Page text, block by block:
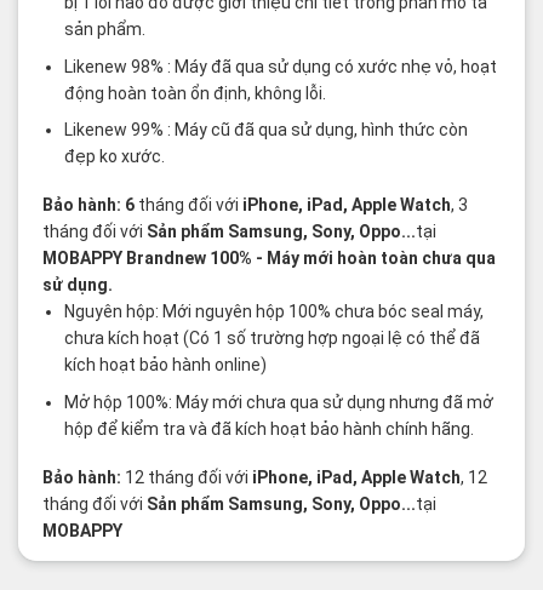
sản phẩm.
Likenew 98% : Máy đã qua sử dụng có xước nhẹ vỏ, hoạt
động hoàn toàn ổn định, không lỗi.
Likenew 99% : Máy cũ đã qua sử dụng, hình thức còn
đẹp ko xước.
Bảo hành: 6 tháng đối với iPhone, iPad, Apple Watch, 3
tháng đối với Sản phẩm Samsung, Sony, Oppo...tại
MOBAPPY Brandnew 100% - Máy mới hoàn toàn chưa qua
sử dụng.
Nguyên hộp: Mới nguyên hộp 100% chưa bóc seal máy,
chưa kích hoạt (Có 1 số trường hợp ngoại lệ có thể đã
kích hoạt bảo hành online)
Mở hộp 100%: Máy mới chưa qua sử dụng nhưng đã mở
hộp để kiểm tra và đã kích hoạt bảo hành chính hãng.
Bảo hành: 12 tháng đối với iPhone, iPad, Apple Watch, 12
tháng đối với Sản phẩm Samsung, Sony, Oppo...tại
MOBAPPY